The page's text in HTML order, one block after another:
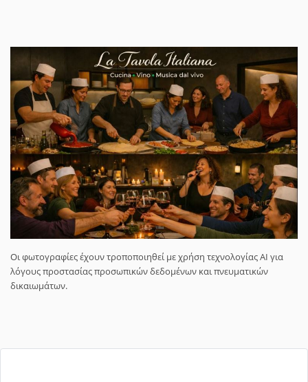
Οι φωτογραφίες έχουν τροποποιηθεί με χρήση τεχνολογίας AI για
λόγους προστασίας προσωπικών δεδομένων και πνευματικών
δικαιωμάτων.